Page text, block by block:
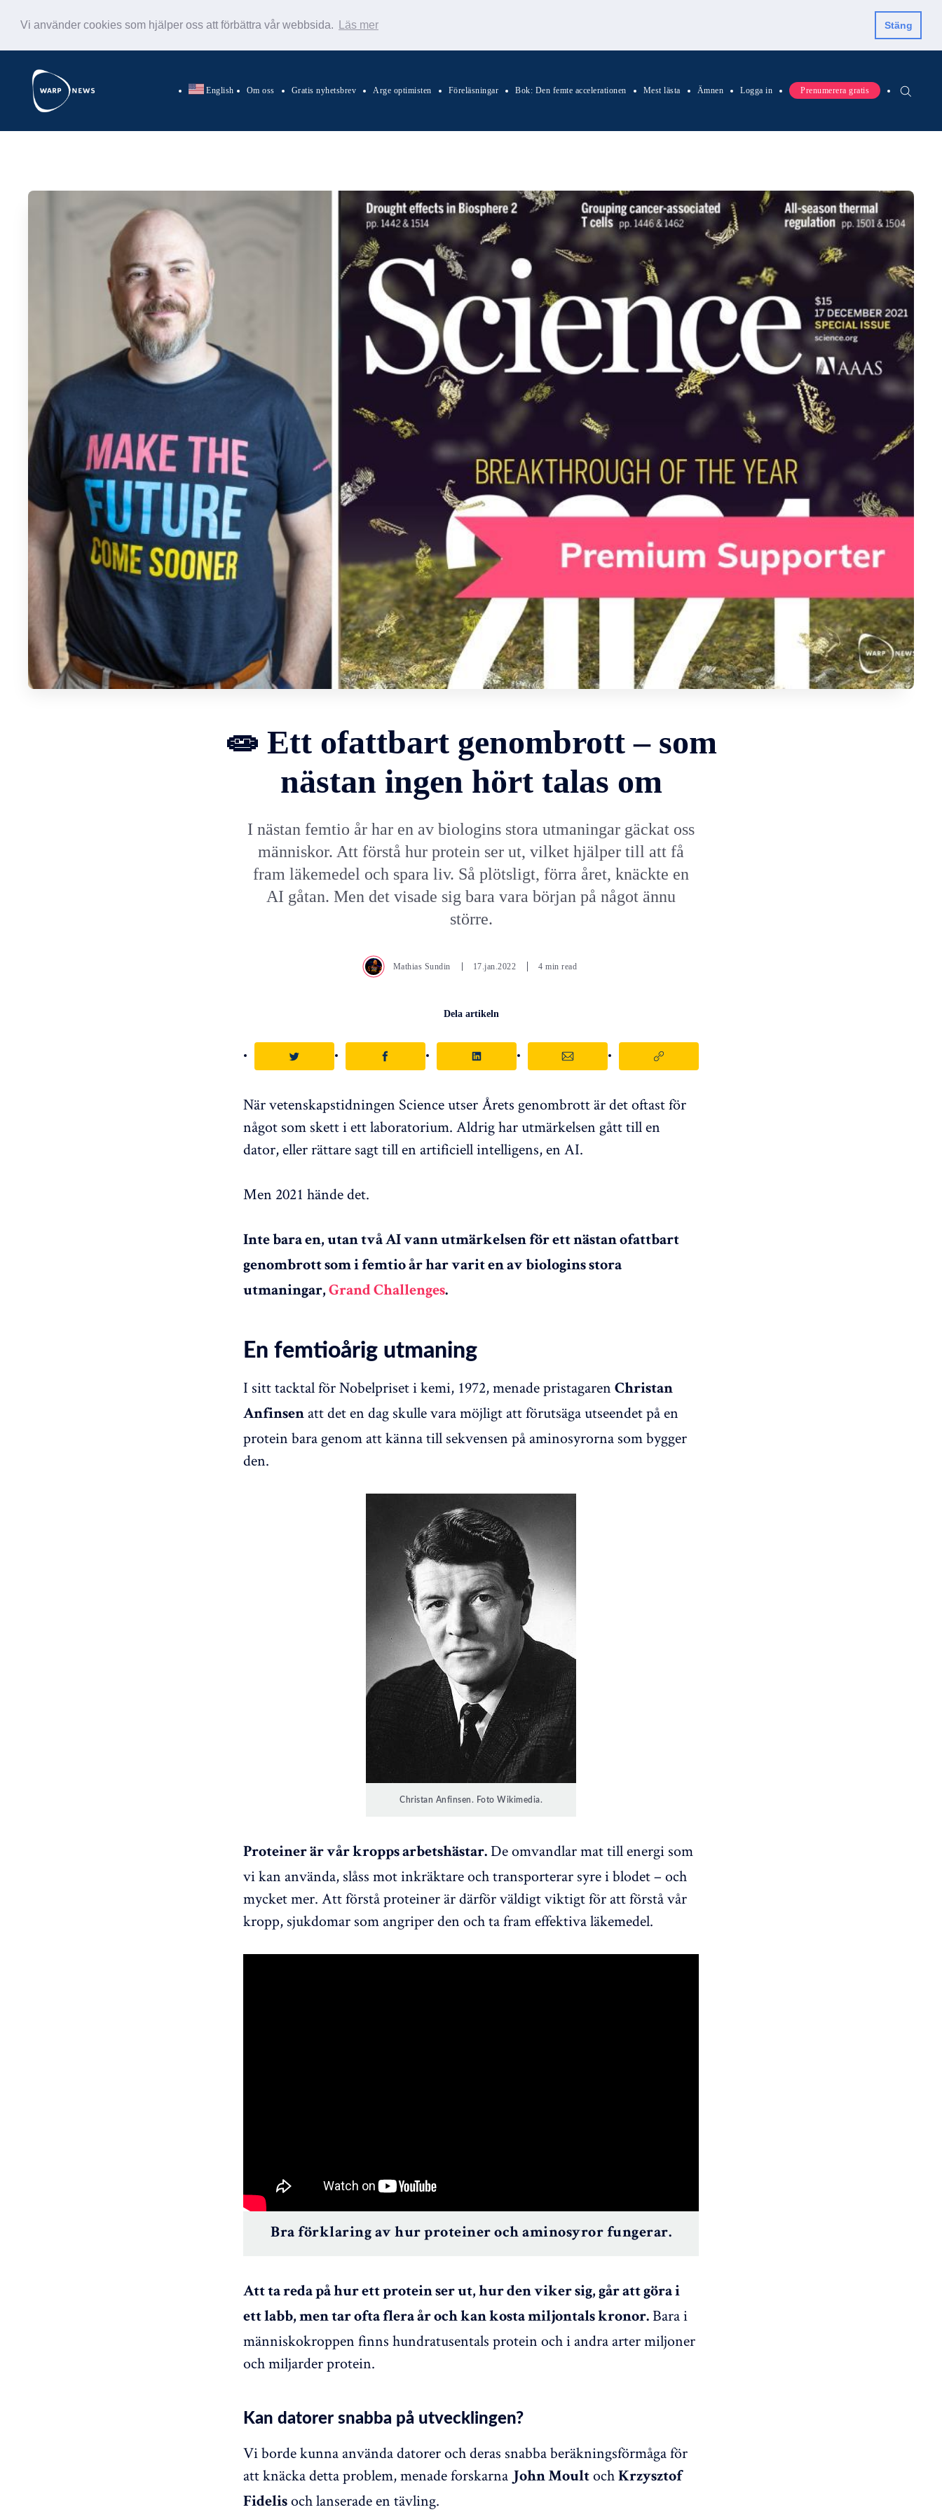
Vi använder cookies som hjälper oss att förbättra vår webbsida. Läs mer Stäng
English Om oss Gratis nyhetsbrev Arge optimisten Föreläsningar Bok: Den femte accelerationen Mest lästa Ämnen Logga in Prenumerera gratis
🧫 Ett ofattbart genombrott – som
nästan ingen hört talas om
I nästan femtio år har en av biologins stora utmaningar gäckat oss
människor. Att förstå hur protein ser ut, vilket hjälper till att få
fram läkemedel och spara liv. Så plötsligt, förra året, knäckte en
AI gåtan. Men det visade sig bara vara början på något ännu
större.
Mathias Sundin 17.jan.2022 4 min read
Dela artikeln
När vetenskapstidningen Science utser Årets genombrott är det oftast för
något som skett i ett laboratorium. Aldrig har utmärkelsen gått till en
dator, eller rättare sagt till en artificiell intelligens, en AI.
Men 2021 hände det.
Inte bara en, utan två AI vann utmärkelsen för ett nästan ofattbart
genombrott som i femtio år har varit en av biologins stora
utmaningar, Grand Challenges.
En femtioårig utmaning
I sitt tacktal för Nobelpriset i kemi, 1972, menade pristagaren Christan
Anfinsen att det en dag skulle vara möjligt att förutsäga utseendet på en
protein bara genom att känna till sekvensen på aminosyrorna som bygger
den.
Christan Anfinsen. Foto Wikimedia.
Proteiner är vår kropps arbetshästar. De omvandlar mat till energi som
vi kan använda, slåss mot inkräktare och transporterar syre i blodet – och
mycket mer. Att förstå proteiner är därför väldigt viktigt för att förstå vår
kropp, sjukdomar som angriper den och ta fram effektiva läkemedel.
Bra förklaring av hur proteiner och aminosyror fungerar.
Att ta reda på hur ett protein ser ut, hur den viker sig, går att göra i
ett labb, men tar ofta flera år och kan kosta miljontals kronor. Bara i
människokroppen finns hundratusentals protein och i andra arter miljoner
och miljarder protein.
Kan datorer snabba på utvecklingen?
Vi borde kunna använda datorer och deras snabba beräkningsförmåga för
att knäcka detta problem, menade forskarna John Moult och Krzysztof
Fidelis och lanserade en tävling.